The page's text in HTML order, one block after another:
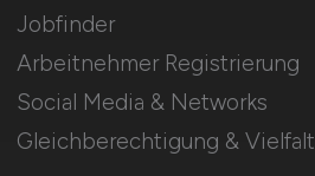
Jobfinder
Arbeitnehmer Registrierung
Social Media & Networks
Gleichberechtigung & Vielfalt